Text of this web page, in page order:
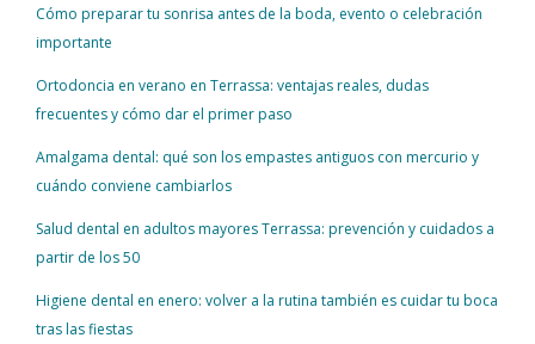
Cómo preparar tu sonrisa antes de la boda, evento o celebración
importante
Ortodoncia en verano en Terrassa: ventajas reales, dudas
frecuentes y cómo dar el primer paso
Amalgama dental: qué son los empastes antiguos con mercurio y
cuándo conviene cambiarlos
Salud dental en adultos mayores Terrassa: prevención y cuidados a
partir de los 50
Higiene dental en enero: volver a la rutina también es cuidar tu boca
tras las fiestas